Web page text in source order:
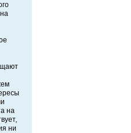
на
ни